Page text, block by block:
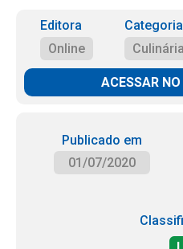
Editora
Online
Categoria
Culinária
ACESSAR
Publicado em
01/07/2020